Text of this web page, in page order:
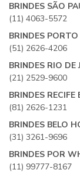
BRINDES SÃO
(11) 4063-5572
BRINDES PORTO
(51) 2626-4206
BRINDES RIO DE
(21) 2529-9600
BRINDES RECIFE
(81) 2626-1231
BRINDES BELO
(31) 3261-9696
BRINDES POR
(11) 99777-8167